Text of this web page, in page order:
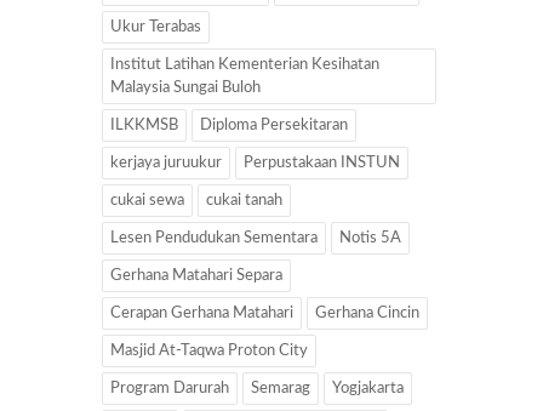
Ukur Terabas
Institut Latihan Kementerian Kesihatan
Malaysia Sungai Buloh
ILKKMSB Diploma Persekitaran
kerjaya juruukur Perpustakaan INSTUN
cukai sewa cukai tanah
Lesen Pendudukan Sementara Notis 5A
Gerhana Matahari Separa
Cerapan Gerhana Matahari Gerhana Cincin
Masjid At-Taqwa Proton City
Program Darurah Semarag Yogjakarta